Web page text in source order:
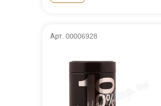
Арт. 00006928